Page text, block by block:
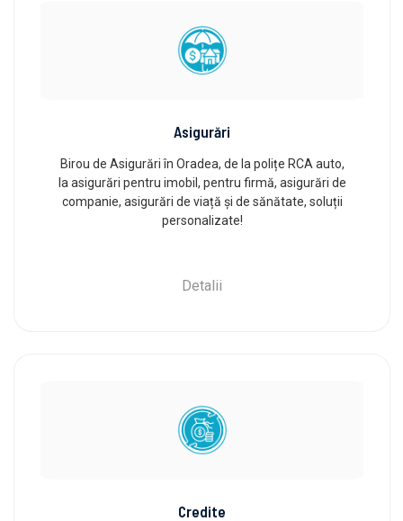
Asigurări
Birou de Asigurări în Oradea, de la polițe RCA auto,
la asigurări pentru imobil, pentru firmă, asigurări de
companie, asigurări de viață și de sănătate, soluții
personalizate!
Detalii
Credite